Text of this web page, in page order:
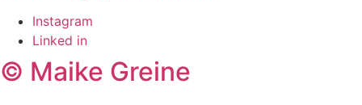
Instagram
Linked in
© Maike Greine